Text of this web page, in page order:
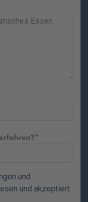
und
und akzeptiert.